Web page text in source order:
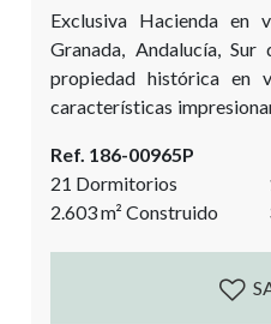
Exclusiva Hacienda en
Granada, Andalucía, Sur
propiedad histórica en
características
patios con naranjos, patios
fuentes. Esta joya
restaurada con
hacienda, incorporando
Ref. 186-00965P
21 Dormitorios
2.603m² Construido